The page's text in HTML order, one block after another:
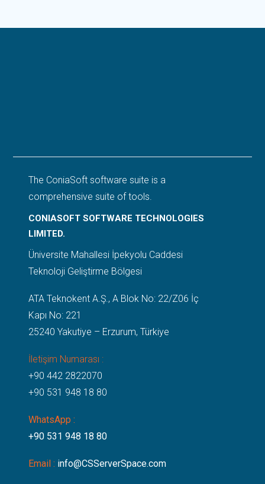
The ConiaSoft software suite is a
comprehensive suite of tools.
CONIASOFT SOFTWARE TECHNOLOGIES
LIMITED.
Üniversite Mahallesi İpekyolu Caddesi
Teknoloji Geliştirme Bölgesi
ATA Teknokent A.Ş., A Blok No: 22/Z06 İç
Kapı No: 221
25240 Yakutiye – Erzurum, Türkiye
İletişim Numarası :
+90 442 2822070
+90 531 948 18 80
WhatsApp :
+90 531 948 18 80
Email : info@CSServerSpace.com